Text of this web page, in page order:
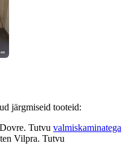
järgmiseid tooteid:
Tutvu valmiskaminatega
Vilpra. Tutvu